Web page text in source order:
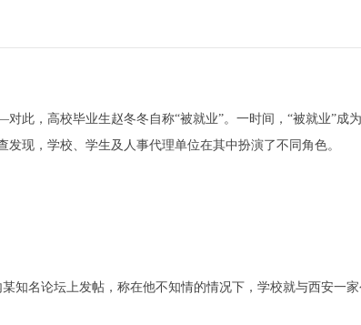
，高校毕业生赵冬冬自称“被就业”。一时间，“被就业”成
现，学校、学生及人事代理单位在其中扮演了不同角色。
知名论坛上发帖，称在他不知情的情况下，学校就与西安一